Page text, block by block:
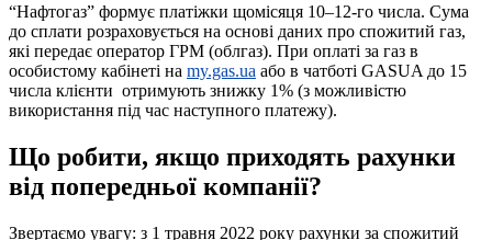
“Нафтогаз” формує платіжки щомісяця 10–12-го числа. Сума
до сплати розраховується на основі даних про спожитий газ,
які передає оператор ГРМ (облгаз). При оплаті за газ в
особистому кабінеті на my.gas.ua або в чатботі GASUA до 15
числа клієнти отримують знижку 1% (з можливістю
використання під час наступного платежу).
Що робити, якщо приходять рахунки
від попередньої компанії?
Звертаємо увагу: з 1 травня 2022 року рахунки за спожитий